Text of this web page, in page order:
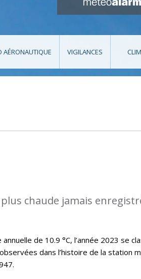
AÉRONAUTIQUE VIGILANCES
chaude jamais
de 10.9 °C, l’année 2023 se
dans l’histoire de la station